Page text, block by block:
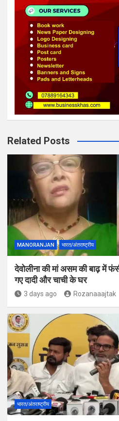
Related Posts
MANORANJAN भारत/अंतराष्ट्रीय
देवोलीना की मां असम की बाढ़ में
गए दादी और चाची के घर
3 days ago Rozanaaajtak
भारत/अंतराष्ट्रीय